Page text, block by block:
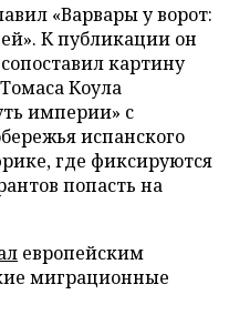
«Варвары у ворот:
К публикации он
картину
Коула
империи» с
испанского
где фиксируются
попасть на
европейским
миграционные